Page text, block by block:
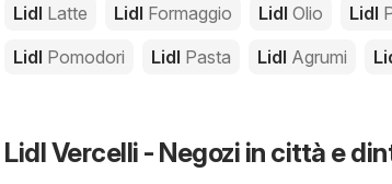
Lidl Latte Lidl Formaggio Lidl Olio Lidl
Lidl Pomodori Lidl Pasta Lidl Agrumi
Lidl Vercelli - Negozi in città e